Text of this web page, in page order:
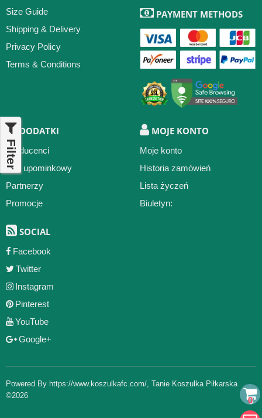
Filter
Size Guide
Shipping & Delivery
Privacy Policy
Terms & Conditions
PAYMENT METHODS
DODATKI
Producenci
Bon upominkowy
Partnerzy
Promocje
MOJE KONTO
Moje konto
Historia zamówień
Lista życzeń
Biuletyn:
SOCIAL
Facebook
Twitter
Instagram
Pinterest
YouTube
Google+
Powered By https://www.koszulkafc.com/ Tanie Koszulka Piłkarska
©2026